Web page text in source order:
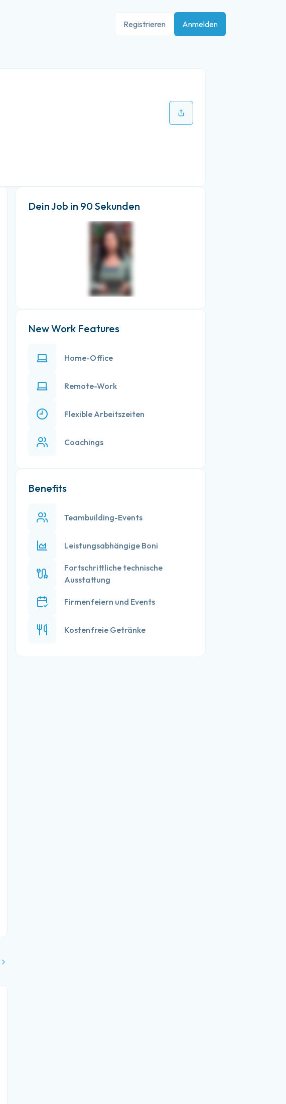
Registrieren Anmelden
Dein Job in 90 Sekunden
New Work Features
Home-Office
Remote-Work
Flexible Arbeitszeiten
Coachings
Benefits
Teambuilding-Events
Leistungsabhängige Boni
Fortschrittliche technische
Ausstattung
Firmenfeiern und Events
Kostenfreie Getränke